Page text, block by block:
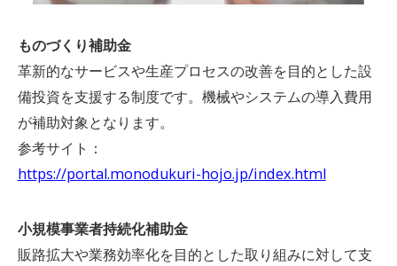
ものづくり補助金
革新的なサービスや生産プロセスの改善を目的とした設
備投資を支援する制度です。機械やシステムの導入費用
が補助対象となります。
参考サイト：
https://portal.monodukuri-hojo.jp/index.html
小規模事業者持続化補助金
販路拡大や業務効率化を目的とした取り組みに対して支